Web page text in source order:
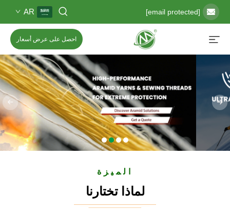
[email protected]
AR
احصل على عرض أسعار
الميزة
لماذا تختارنا